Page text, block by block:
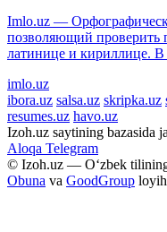
Imlo.uz —
позволяющий проверить
латинице и кириллице. В
imlo.uz
ibora.uz salsa.uz skripka.uz
resumes.uz havo.uz
Izoh.uz saytining bazasida
Aloqa Telegram
© Izoh.uz — O‘zbek
Obuna va GoodGroup